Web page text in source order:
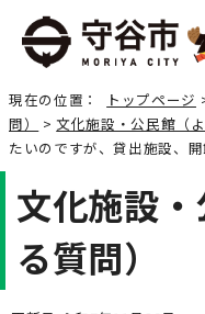
現在の位置： トップページ
問）
>文化施設・公民館（よ
たいのですが、貸出施設、
文化施設
る質問）